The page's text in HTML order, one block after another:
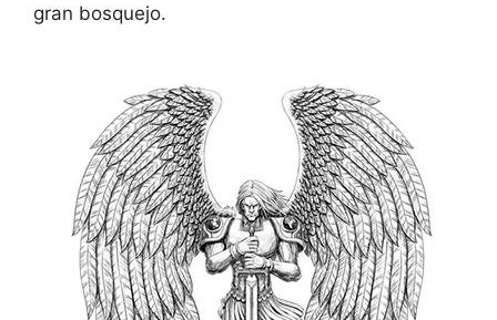
gran bosquejo.